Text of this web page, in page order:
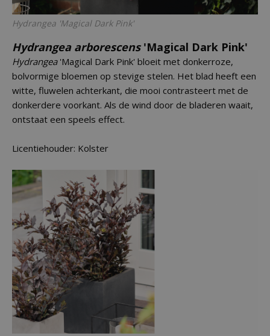
Hydrangea 'Magical Dark Pink'
Hydrangea arborescens'Magical Dark Pink'
Hydrangea'Magical Dark Pink' bloeit met donkerroze,
bolvormige bloemen op stevige stelen. Het blad heeft een
witte, fluwelen achterkant, die mooi contrasteert met de
donkerdere voorkant. Als de wind door de bladeren waait,
ontstaat een speels effect.
Licentiehouder: Kolster